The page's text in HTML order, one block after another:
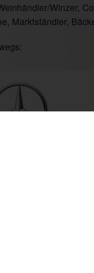
Winzer,
Marktständler,